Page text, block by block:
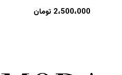
2،500،000 تومان